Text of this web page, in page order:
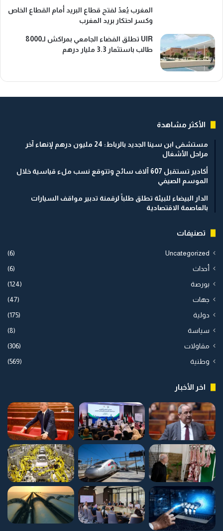
المغرب يُعدّ لفتح قطاع البريد أمام القطاع الخاص
وكسر احتكار بريد المغرب
UIR تطلق الفضاء الجامعي بمراكش لـ8000
طالب باستثمار 3.3 مليار درهم
الأكثر مشاهدة
مستشفى ابن سينا الجديد بالرباط: 24 مليون درهم لإنهاء آخر
مراحل الأشغال
أكادير تستقبل 607 آلاف سائح وتتوقع نسب ملء قياسية خلال
الموسم الصيفي
الدار البيضاء للبيئة تطلق طلباً لرقمنة تدبير مواقف السيارات
بالعاصمة الاقتصادية
تصنيفات
Uncategorized
(6)
أحداث (6)
بورصة (124)
جهات (47)
دولية (175)
سياسة (8)
مقاولات (306)
وطنية (569)
اخر الأخبار